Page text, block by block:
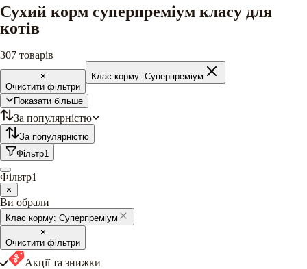
Сухий корм суперпреміум класу для
котів
307 товарів
Очистити фільтри
Клас корму: Суперпреміум
Показати більше
За популярністю
За популярністю
Фільтр1
Фільтр1
Ви обрали
Клас корму: Суперпреміум
Очистити фільтри
Акції та знижки